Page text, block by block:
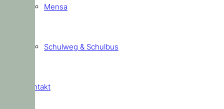
Mensa
Schulweg & Schulbus
Kontakt